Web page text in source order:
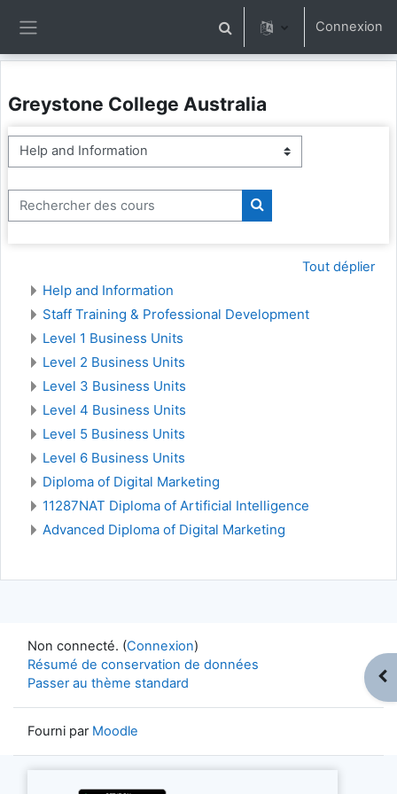
Activer/désactiver la saisie
Connexion
Greystone College Australia
Catégories de cours
Rechercher des cours
Rechercher des cours
Tout déplier
Help and Information
Staff Training & Professional Development
Level 1 Business Units
Level 2 Business Units
Level 3 Business Units
Level 4 Business Units
Level 5 Business Units
Level 6 Business Units
Diploma of Digital Marketing
11287NAT Diploma of Artificial Intelligence
Advanced Diploma of Digital Marketing
Non connecté. (Connexion)
Résumé de conservation de données
Passer au thème standard
Fourni par Moodle